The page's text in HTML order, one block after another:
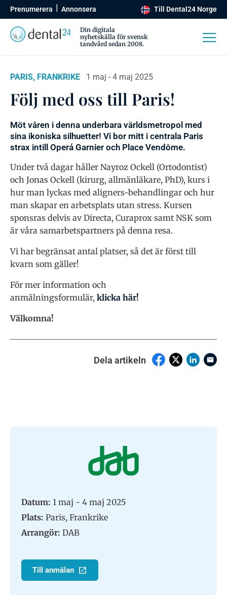
Prenumerera Annonsera Till Dental24 Norge
Din digitala
nyhetskälla för svensk
tandvård sedan 2008.
PARIS, FRANKRIKE 1 maj - 4 maj 2025
Följ med oss till Paris!
Möt våren i denna underbara världsmetropol med
sina ikoniska silhuetter! Vi bor mitt i centrala Paris
strax intill Operá Garnier och Place Vendôme.
Under två dagar håller Nayroz Ockell (Ortodontist)
och Jonas Ockell (kirurg, allmänläkare, PhD), kurs i
hur man lyckas med aligners-behandlingar och hur
man skapar en arbetsplats utan stress. Kursen
sponsras delvis av Directa, Curaprox samt NSK som
är våra samarbetspartners på denna resa.
Vi har begränsat antal platser, så det är först till
kvarn som gäller!
För mer information och
anmälningsformulär, klicka här!
Välkomna!
Dela artikeln
Datum: 1 maj - 4 maj 2025
Plats: Paris, Frankrike
Arrangör: DAB
Till anmälan